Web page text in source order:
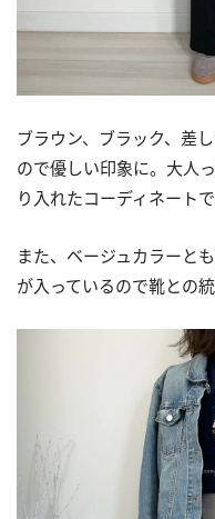
ブラウン、ブラック、差
ので優しい印象に。大人
り入れたコーディネートで
また、ベージュカラーと
が入っているので靴との